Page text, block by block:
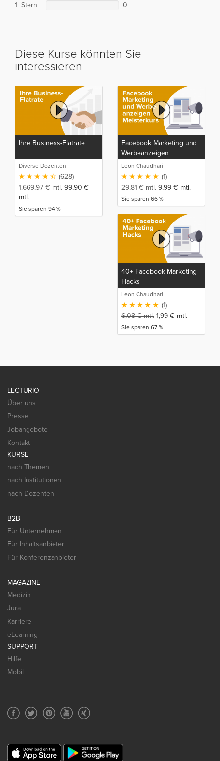
1 Stern
0
Diese Kurse könnten Sie
interessieren
Ihre Business-Flatrate
Diverse Dozenten
(628)
1.669,97€mtl. 99,90 €
mtl.
Sie sparen 94 %
Facebook Marketing und
Werbeanzeigen
Meisterkurs
Leon Chaudhari
(1)
29,81€mtl. 9,99 € mtl.
Sie sparen 66 %
40+ Facebook Marketing
Hacks
Leon Chaudhari
(1)
6,08€mtl. 1,99 € mtl.
Sie sparen 67 %
LECTURIO
Über uns
Presse
Jobangebote
Kontakt
KURSE
nach Themen
nach Institutionen
nach Dozenten
B2B
Für Unternehmen
Für Inhaltsanbieter
Für Konferenzanbieter
MAGAZINE
Medizin
Jura
Karriere
eLearning
SUPPORT
Hilfe
Mobil